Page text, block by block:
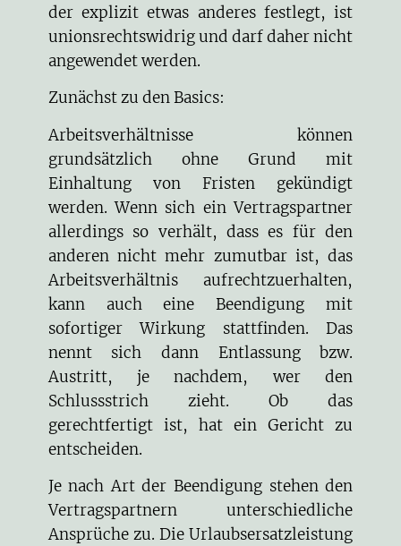
der explizit etwas anderes festlegt, ist
unionsrechtswidrig und darf daher nicht
angewendet werden.
Zunächst zu den Basics:
Arbeitsverhältnisse können
grundsätzlich ohne Grund mit
Einhaltung von Fristen gekündigt
werden. Wenn sich ein Vertragspartner
allerdings so verhält, dass es für den
anderen nicht mehr zumutbar ist, das
Arbeitsverhältnis aufrechtzuerhalten,
kann auch eine Beendigung mit
sofortiger Wirkung stattfinden. Das
nennt sich dann Entlassung bzw.
Austritt, je nachdem, wer den
Schlussstrich zieht. Ob das
gerechtfertigt ist, hat ein Gericht zu
entscheiden.
Je nach Art der Beendigung stehen den
Vertragspartnern unterschiedliche
Ansprüche zu. Die Urlaubsersatzleistung